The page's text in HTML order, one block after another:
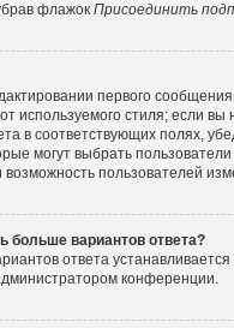
флажок Присоединить
первого
используемого стиля; если
в соответствующих полях,
могут выбрать
пользователей
больше вариантов ответа?
ответа
конференции.